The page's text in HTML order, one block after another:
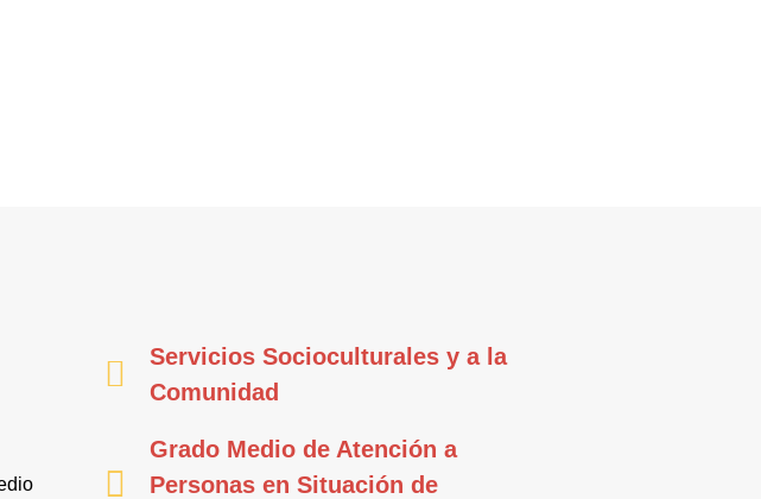
Servicios Socioculturales y a la
Comunidad
Grado Medio de Atención a
Personas en Situación de